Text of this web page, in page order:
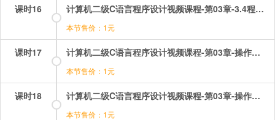
课时16 计算机二级C语言程序设计视频课程-第03章-3.4程序举例.mp4
本节售价：1元
课时17 计算机二级C语言程序设计视频课程-第03章-操作：顺序结构选择题讲解（1）.mp4
本节售价：1元
课时18 计算机二级C语言程序设计视频课程-第03章-操作：顺序结构选择题讲解（2）.mp4
本节售价：1元